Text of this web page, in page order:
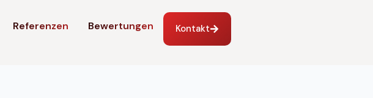
Referenzen Bewertungen Kontakt